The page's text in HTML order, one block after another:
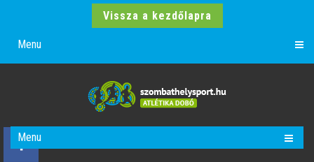
Vissza a kezdőlapra
Menu
Menu